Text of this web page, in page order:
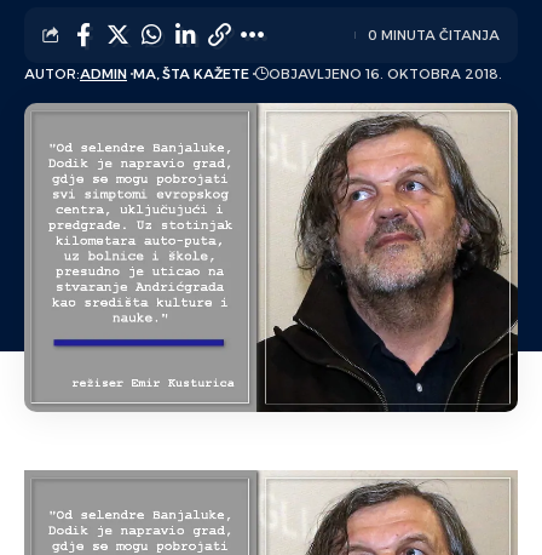
AUTOR:ADMIN MA, ŠTA KAŽETE OBJAVLJENO 16. OKTOBRA 2018.
0 MINUTA ČITANJA